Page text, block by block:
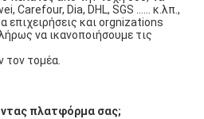
Carefour, Dia, DHL, SGS ...... κ.λπ.,
επιχειρήσεις και orgnizations
να ικανοποιήσουμε τις
τον τομέα.
πλατφόρμα σας;